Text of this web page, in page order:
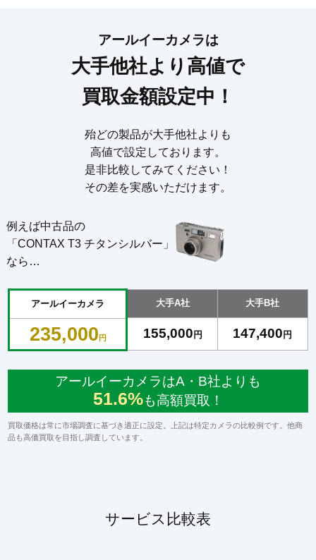
アールイーカメラは
大手他社より高値で
買取金額設定中！
殆どの製品が大手他社よりも
高値で設定しております。
是非比較してみてください！
その差を実感いただけます。
例えば中古品の
「CONTAX T3 チタンシルバー」
なら…
アールイーカメラ
235,000 円
大手A社
155,000円
大手B社
147,400円
アールイーカメラはA・B社よりも
51.6%も高額買取！
買取価格は常に市場調査に基づき適正に設定。上記は特定カメラの比較例です。他商
品も高価買取を目指し調査しています。
サービス比較表